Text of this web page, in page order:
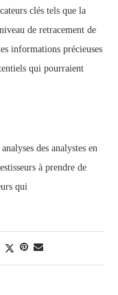
clés tels que la
de retracement de
informations précieuses
qui pourraient
des analystes en
à prendre de
qui